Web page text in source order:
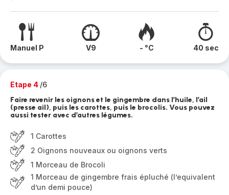
Manuel P V9 - °C 40 sec
Etape 4 /6
Faire revenir les oignons et le gingembre dans l’huile, l’ail
(presse ail), puis les carottes, puis le brocolis. Vous pouvez
aussi tester avec d’autres légumes.
1 Carottes
2 Oignons nouveaux ou oignons verts
1 Morceau de Brocoli
1 Morceau de gingembre frais épluché (l’equivalent
d’un demi pouce)